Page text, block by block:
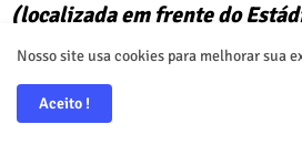
(localizada em frente do
(Foto: Thyago Lorentz |
Nosso site usa cookies para melhorar sua
Aceito !